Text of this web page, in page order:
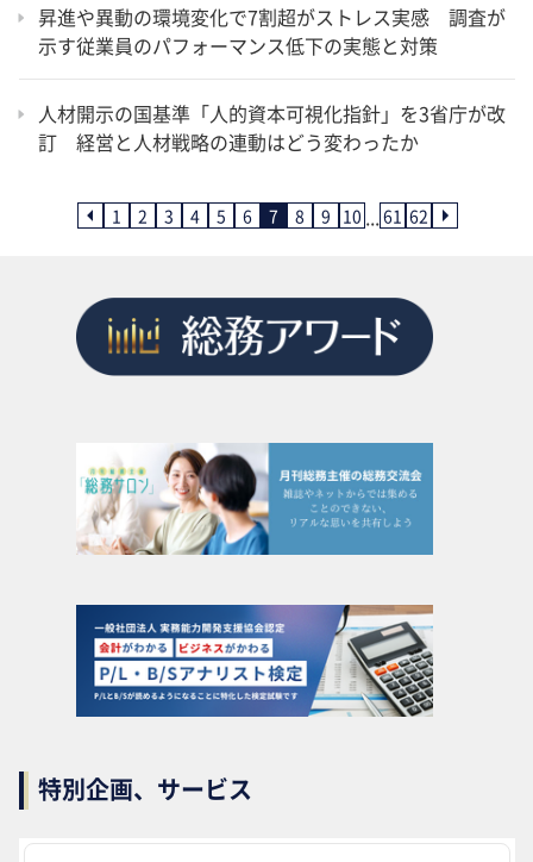
昇進や異動の環境変化で7割超がストレス実感 調査が
示す従業員のパフォーマンス低下の実態と対策
人材開示の国基準「人的資本可視化指針」を3省庁が改
訂 経営と人材戦略の連動はどう変わったか
1 2 3 4 5 6 7 8 9 10 ...61 62
特別企画、サービス